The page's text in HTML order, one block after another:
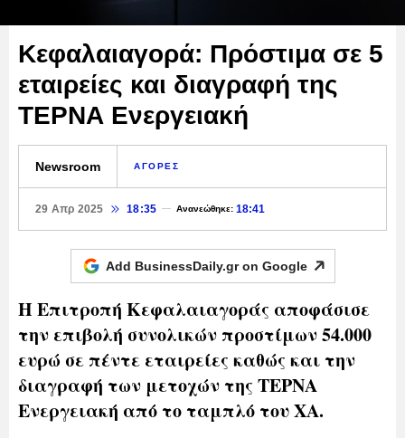
Κεφαλαιαγορά: Πρόστιμα σε 5
εταιρείες και διαγραφή της
ΤΕΡΝΑ Ενεργειακή
Newsroom ΑΓΟΡΕΣ
29 Απρ 2025 18:35 Ανανεώθηκε: 18:41
Add BusinessDaily.gr on Google
Η Επιτροπή Κεφαλαιαγοράς αποφάσισε
την επιβολή συνολικών προστίμων 54.000
ευρώ σε πέντε εταιρείες καθώς και την
διαγραφή των μετοχών της ΤΕΡΝΑ
Ενεργειακή από το ταμπλό του ΧΑ.